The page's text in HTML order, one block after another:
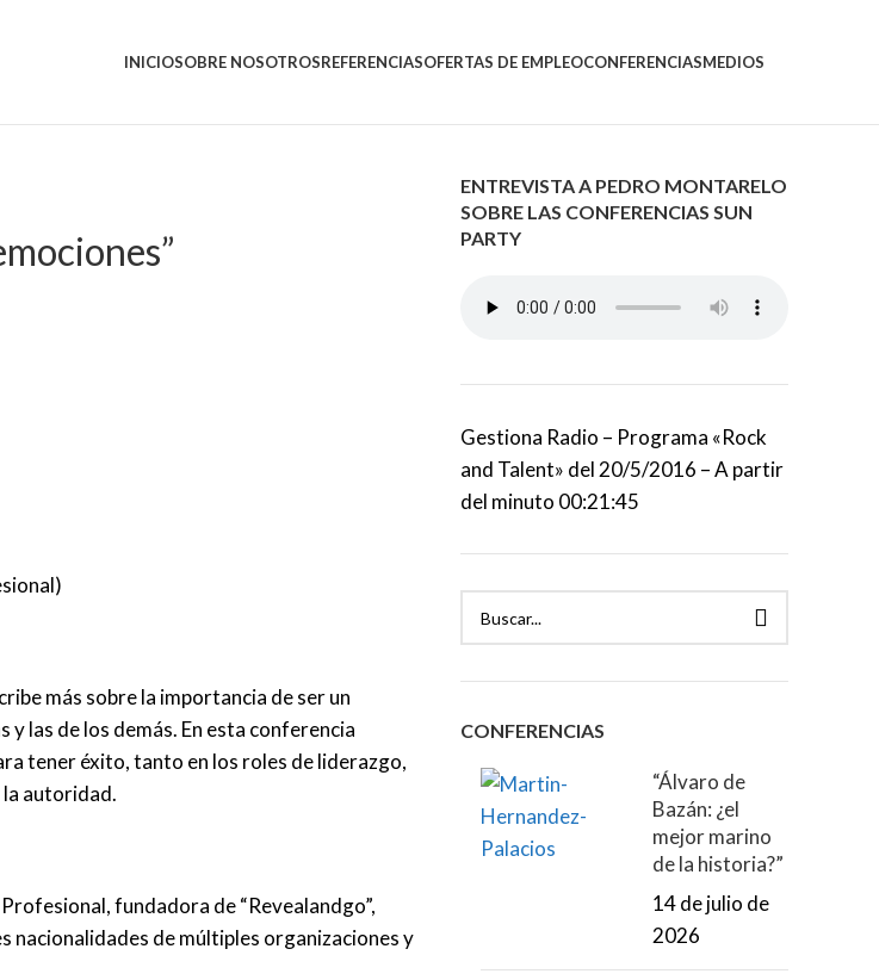
INICIOSOBRE NOSOTROSREFERENCIASOFERTAS DE EMPLEOCONFERENCIASMEDIOS
más sobre la importancia de ser un
las de los demás. En esta conferencia
tener éxito, tanto en los roles de liderazgo,
la autoridad.
fundadora de “Revealandgo”,
nacionalidades de múltiples organizaciones y
ENTREVISTA A PEDRO MONTARELO
SOBRE LAS CONFERENCIAS SUN
PARTY
Gestiona Radio – Programa «Rock
and Talent» del 20/5/2016 – A partir
del minuto 00:21:45
CONFERENCIAS
“Álvaro de
Bazán: ¿el
mejor marino
de la historia?”
14 de julio de
2026